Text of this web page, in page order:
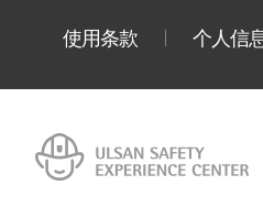
使用条款 个人信